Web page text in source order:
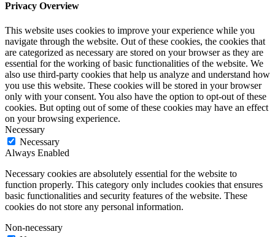
Privacy Overview
This website uses cookies to improve your experience while you
navigate through the website. Out of these cookies, the cookies that
are categorized as necessary are stored on your browser as they are
essential for the working of basic functionalities of the website. We
also use third-party cookies that help us analyze and understand how
you use this website. These cookies will be stored in your browser
only with your consent. You also have the option to opt-out of these
cookies. But opting out of some of these cookies may have an effect
on your browsing experience.
Necessary
Necessary
Always Enabled
Necessary cookies are absolutely essential for the website to
function properly. This category only includes cookies that ensures
basic functionalities and security features of the website. These
cookies do not store any personal information.
Non-necessary